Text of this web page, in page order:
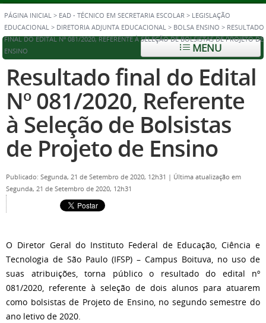
PÁGINA INICIAL > EAD - TÉCNICO EM SECRETARIA ESCOLAR > LEGISLAÇÃO
EDUCACIONAL > DIRETORIA ADJUNTA EDUCACIONAL > BOLSA ENSINO > RESULTADO
FINAL DO EDITAL Nº 081/2020, REFERENTE À SELEÇÃO DE BOLSISTAS DE PROJETO DE
ENSINO
MENU
Resultado final do Edital
Nº 081/2020, Referente
à Seleção de Bolsistas
de Projeto de Ensino
Publicado: Segunda, 21 de Setembro de 2020, 12h31 | Última atualização em
Segunda, 21 de Setembro de 2020, 12h31
O Diretor Geral do Instituto Federal de Educação, Ciência e
Tecnologia de São Paulo (IFSP) – Campus Boituva, no uso de
suas atribuições, torna público o resultado do edital nº
081/2020, referente à seleção de dois alunos para atuarem
como bolsistas de Projeto de Ensino, no segundo semestre do
ano letivo de 2020.